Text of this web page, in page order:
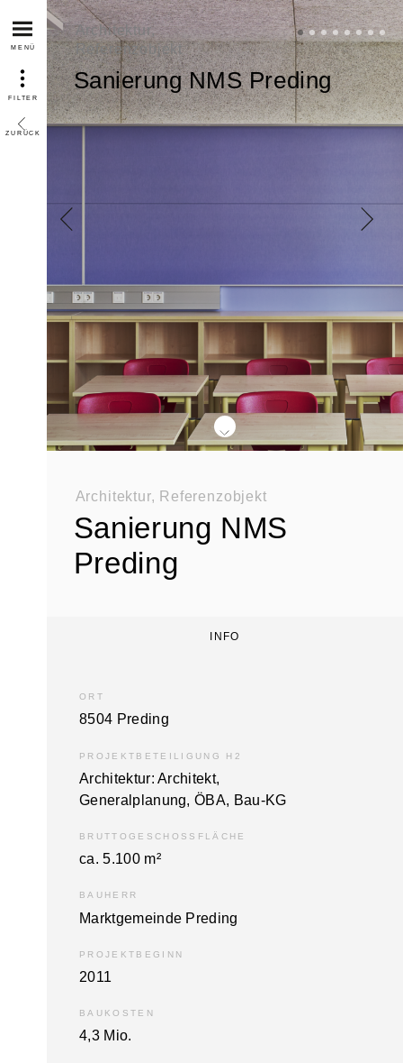
MENÜ
FILTER
ZURÜCK
Architektur,
Referenzobjekt
Sanierung NMS Preding
Architektur, Referenzobjekt
Sanierung NMS
Preding
INFO
ORT
8504 Preding
PROJEKTBETEILIGUNG H2
Architektur: Architekt,
Generalplanung, ÖBA, Bau-KG
BRUTTOGESCHOSSFLÄCHE
ca. 5.100 m²
BAUHERR
Marktgemeinde Preding
PROJEKTBEGINN
2011
BAUKOSTEN
4,3 Mio.